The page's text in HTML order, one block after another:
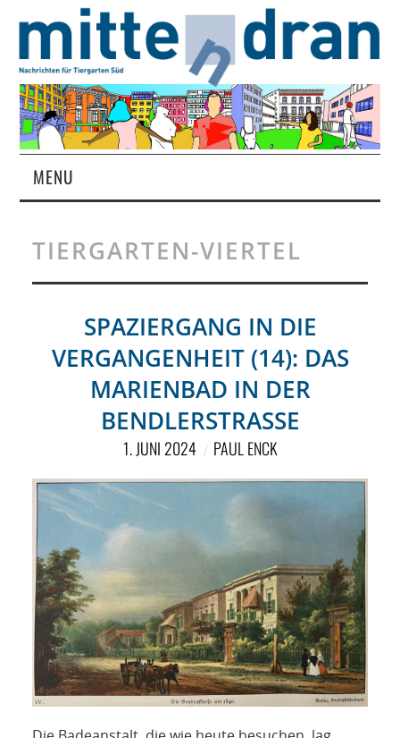
MENU
MAGAZIN
ÜBER UNS
RUBRIKEN
NETZWERK
SPONSORING
KONTAKT
TIERGARTEN-VIERTEL
SPAZIERGANG IN DIE
VERGANGENHEIT (14): DAS
MARIENBAD IN DER
BENDLERSTRASSE
1. JUNI 2024 PAUL ENCK